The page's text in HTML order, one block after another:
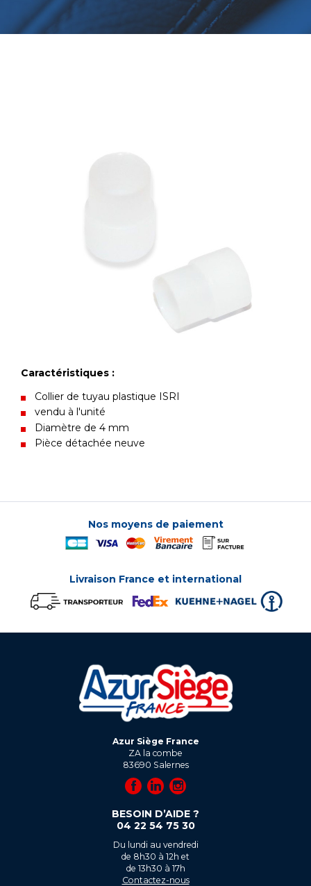
Caractéristiques :
Collier de tuyau plastique ISRI
vendu à l'unité
Diamètre de 4 mm
Pièce détachée neuve
Nos moyens de paiement
Livraison France et international
Azur Siège France
ZA la combe
83690 Salernes
BESOIN D’AIDE ?
04 22 54 75 30
Du lundi au vendredi
de 8h30 à 12h et
de 13h30 à 17h
Contactez-nous